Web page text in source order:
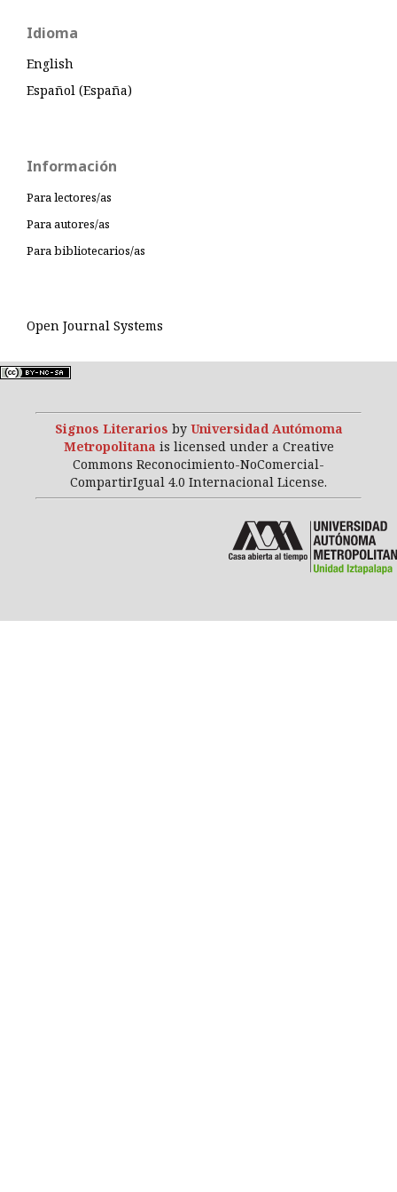
Idioma
English
Español (España)
Información
Para lectores/as
Para autores/as
Para bibliotecarios/as
Open Journal Systems
Signos Literarios by Universidad Autómoma
Metropolitana is licensed under a Creative
Commons Reconocimiento-NoComercial-
CompartirIgual 4.0 Internacional License.